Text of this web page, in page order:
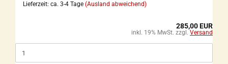
Lieferzeit: ca. 3-4 Tage (Ausland abweichend)
285,00 EUR
inkl. 19% MwSt. zzgl. Versand